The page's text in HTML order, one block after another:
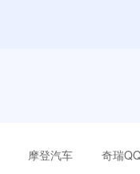
摩登汽车 奇瑞